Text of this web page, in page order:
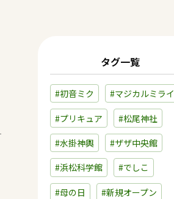
タグ一覧
#初音ミク #マジカルミライ
#プリキュア #松尾神社
#水掛神輿 #ザザ中央館
#浜松科学館 #でしこ
#母の日 #新規オープン